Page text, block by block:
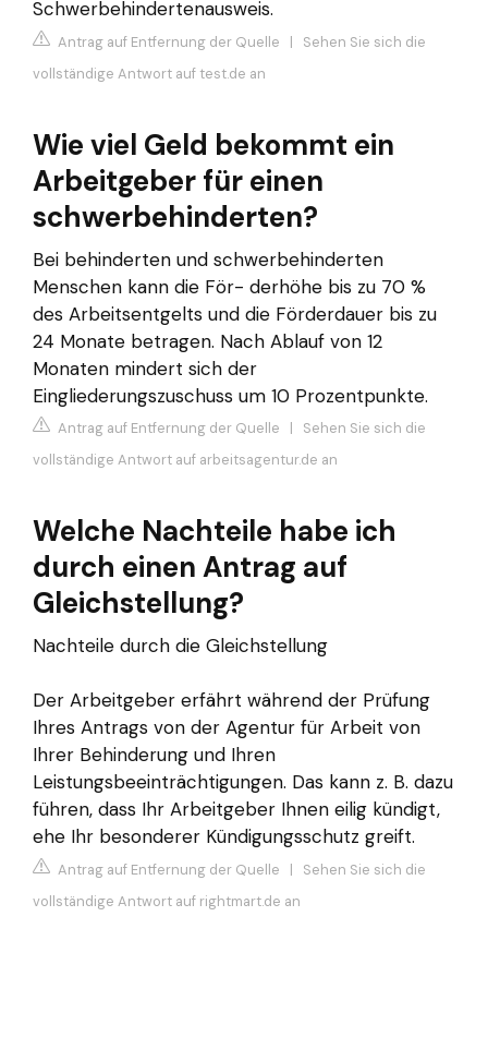
Schwerbehindertenausweis.
Antrag auf Entfernung der Quelle | Sehen Sie sich die
vollständige Antwort auf test.de an
Wie viel Geld bekommt ein
Arbeitgeber für einen
schwerbehinderten?
Bei behinderten und schwerbehinderten
Menschen kann die För- derhöhe bis zu 70 %
des Arbeitsentgelts und die Förderdauer bis zu
24 Monate betragen. Nach Ablauf von 12
Monaten mindert sich der
Eingliederungszuschuss um 10 Prozentpunkte.
Antrag auf Entfernung der Quelle | Sehen Sie sich die
vollständige Antwort auf arbeitsagentur.de an
Welche Nachteile habe ich
durch einen Antrag auf
Gleichstellung?
Nachteile durch die Gleichstellung
Der Arbeitgeber erfährt während der Prüfung
Ihres Antrags von der Agentur für Arbeit von
Ihrer Behinderung und Ihren
Leistungsbeeinträchtigungen. Das kann z. B. dazu
führen, dass Ihr Arbeitgeber Ihnen eilig kündigt,
ehe Ihr besonderer Kündigungsschutz greift.
Antrag auf Entfernung der Quelle | Sehen Sie sich die
vollständige Antwort auf rightmart.de an